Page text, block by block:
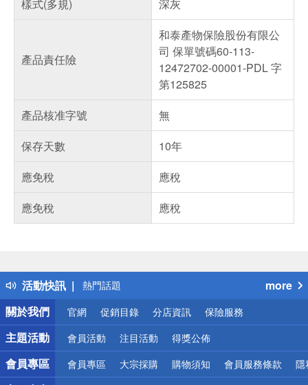
樣式(多規)
深灰
產品責任險
和泰產物保險股份有限公
司 保單號碼60-113-
12472702-00001-PDL 字
第125825
產品核准字號
無
保存天數
10年
應免稅
應稅
應免稅
應稅
活動快訊
得獎公告
熱門話題
銀行優惠
偏遠地區配送
詐騙網頁！請小心！
more
關於我們
官網 促銷目錄 分店資訊 保險服務
主題活動 會員活動 注目活動 得獎公佈
會員專區 會員專區 大宗採購 購物須知 會員服務條款 隱